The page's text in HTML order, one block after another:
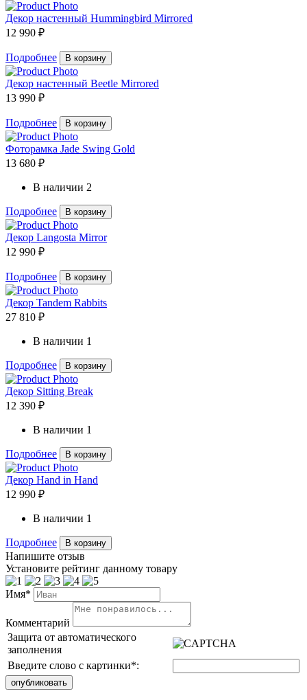
Декор настенный Hummingbird Mirrored
12 990 ₽
Подробнее В корзину
Декор настенный Beetle Mirrored
13 990 ₽
Подробнее В корзину
Фоторамка Jade Swing Gold
13 680 ₽
В наличии 2
Подробнее В корзину
Декор Langosta Mirror
12 990 ₽
Подробнее В корзину
Декор Tandem Rabbits
27 810 ₽
В наличии 1
Подробнее В корзину
Декор Sitting Break
12 390 ₽
В наличии 1
Подробнее В корзину
Декор Hand in Hand
12 990 ₽
В наличии 1
Подробнее В корзину
Напишите отзыв
Установите рейтинг данному товару
Имя*
Комментарий
Защита от автоматического
заполнения
Введите слово с картинки*: